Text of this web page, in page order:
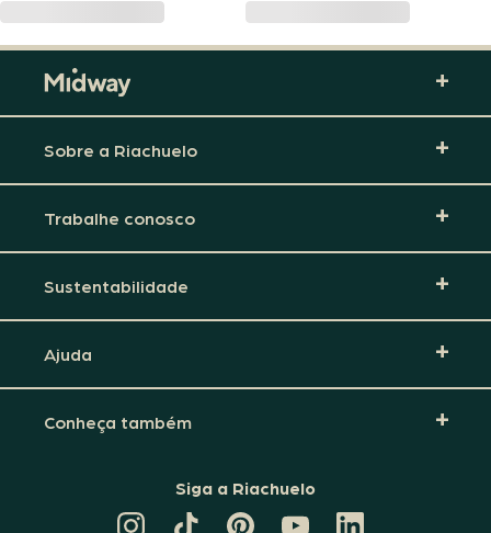
Sobre a Riachuelo
Trabalhe conosco
Sustentabilidade
Ajuda
Conheça também
Siga a Riachuelo
CANAL